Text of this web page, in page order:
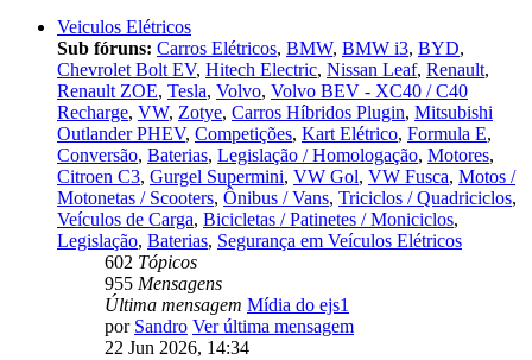
Veiculos Elétricos
Sub fóruns: Carros Elétricos, BMW, BMW i3, BYD,
Chevrolet Bolt EV, Hitech Electric, Nissan Leaf, Renault,
Renault ZOE, Tesla, Volvo, Volvo BEV - XC40 / C40
Recharge, VW, Zotye, Carros Híbridos Plugin, Mitsubishi
Outlander PHEV, Competições, Kart Elétrico, Formula E,
Conversão, Baterias, Legislação / Homologação, Motores,
Citroen C3, Gurgel Supermini, VW Gol, VW Fusca, Motos /
Motonetas / Scooters, Ônibus / Vans, Triciclos / Quadriciclos,
Veículos de Carga, Bicicletas / Patinetes / Moniciclos,
Legislação, Baterias, Segurança em Veículos Elétricos
602 Tópicos
955 Mensagens
Última mensagem Mídia do ejs1
por Sandro Ver última mensagem
22 Jun 2026, 14:34